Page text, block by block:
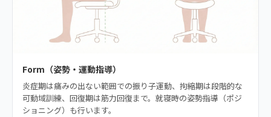
Form（姿勢・運動指導）
炎症期は痛みの出ない範囲での振り子運動、拘縮期は段階的な
可動域訓練、回復期は筋力回復まで。就寝時の姿勢指導（ポジ
ショニング）も行います。